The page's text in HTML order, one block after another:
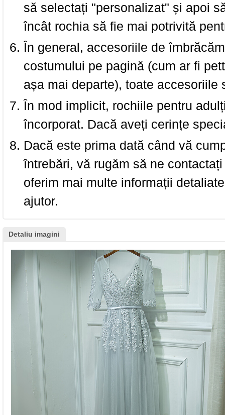
să selectați "personalizat" și apoi
încât rochia să fie mai potrivită
În general, accesoriile de
costumului pe pagină (cum ar fi
așa mai departe), toate accesoriile
În mod implicit, rochiile pentru
încorporat. Dacă aveți cerințe
Dacă este prima dată când vă
întrebări, vă rugăm să ne
oferim mai multe informații
ajutor.
Detaliu imagini